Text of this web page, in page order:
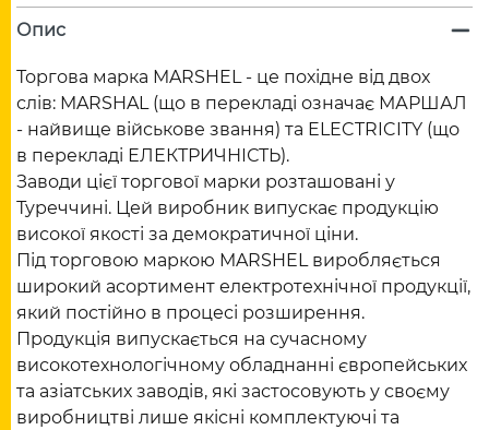
Опис
Торгова марка MARSHEL - це похідне від двох
слів: MARSHAL (що в перекладі означає МАРШАЛ
- найвище військове звання) та ELECTRICITY (що
в перекладі ЕЛЕКТРИЧНІСТЬ).
Заводи цієї торгової марки розташовані у
Туреччині. Цей виробник випускає продукцію
високої якості за демократичної ціни.
Під торговою маркою MARSHEL виробляється
широкий асортимент електротехнічної продукції,
який постійно в процесі розширення.
Продукція випускається на сучасному
високотехнологічному обладнанні європейських
та азіатських заводів, які застосовують у своєму
виробництві лише якісні комплектуючі та